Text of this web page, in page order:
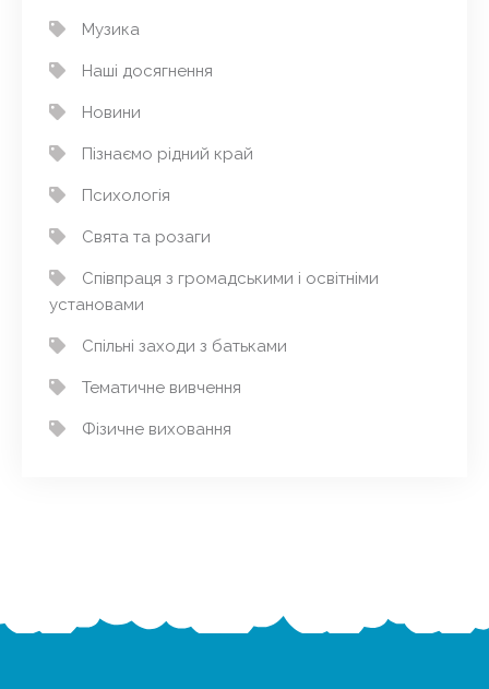
Музика
Наші досягнення
Новини
Пізнаємо рідний край
Психологія
Свята та розаги
Співпраця з громадськими і освітніми
установами
Спільні заходи з батьками
Тематичне вивчення
Фізичне виховання